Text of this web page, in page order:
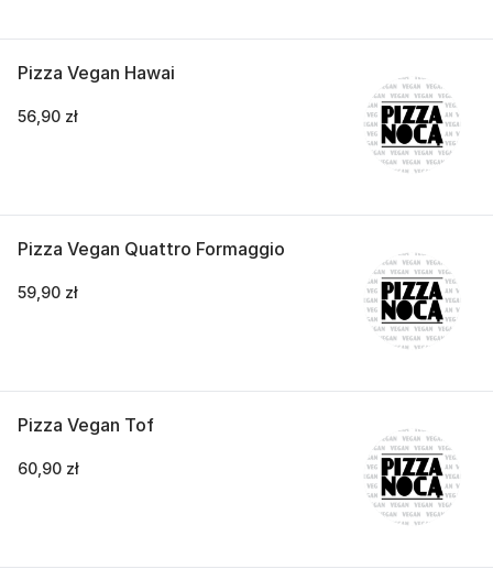
Pizza Vegan Hawai
56,90 zł
Pizza Vegan Quattro Formaggio
59,90 zł
Pizza Vegan Tof
60,90 zł